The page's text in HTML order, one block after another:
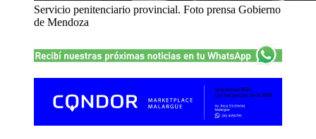
Servicio penitenciario provincial. Foto prensa Gobierno
de Mendoza